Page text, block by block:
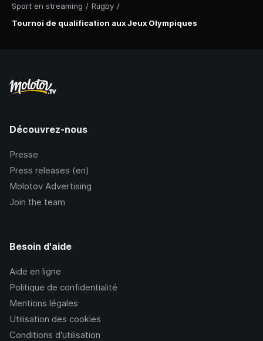
Sport en streaming / Rugby /
Tournoi de qualification aux Jeux Olympiques
Découvrez-nous
Presse
Press releases (en)
Molotov Advertising
Join the team
Besoin d'aide
Aide en ligne
Politique de confidentialité
Mentions légales
Utilisation des cookies
Conditions d’utilisation